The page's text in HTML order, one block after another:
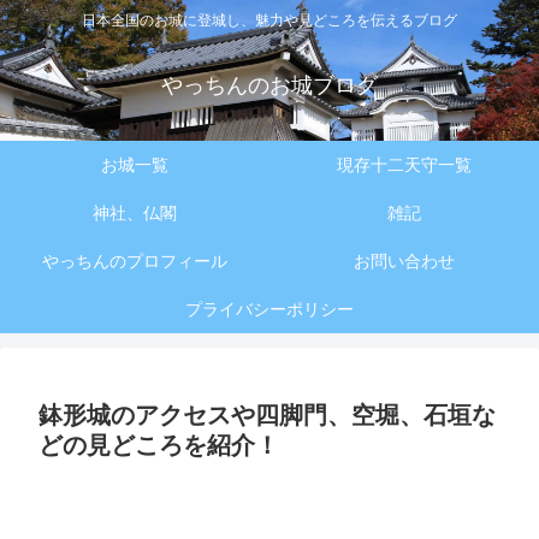
日本全国のお城に登城し、魅力や見どころを伝えるブログ
やっちんのお城ブログ
お城一覧 現存十二天守一覧
神社、仏閣 雑記
やっちんのプロフィール お問い合わせ
プライバシーポリシー
鉢形城のアクセスや四脚門、空堀、石垣な
どの見どころを紹介！